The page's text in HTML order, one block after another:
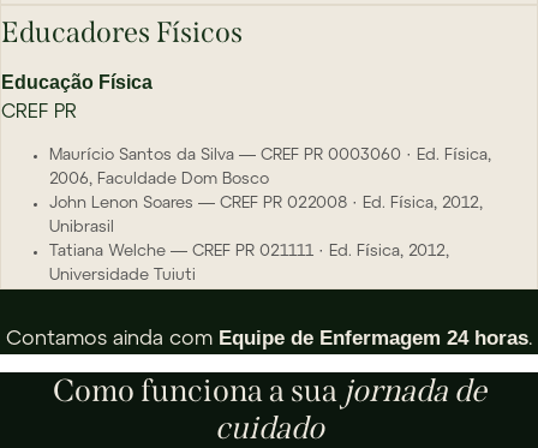
Educadores Físicos
Educação Física
CREF PR
Maurício Santos da Silva — CREF PR 0003060 · Ed. Física,
2006, Faculdade Dom Bosco
John Lenon Soares — CREF PR 022008 · Ed. Física, 2012,
Unibrasil
Tatiana Welche — CREF PR 021111 · Ed. Física, 2012,
Universidade Tuiuti
Contamos ainda com Equipe de Enfermagem 24 horas.
Como funciona a sua jornada de
cuidado